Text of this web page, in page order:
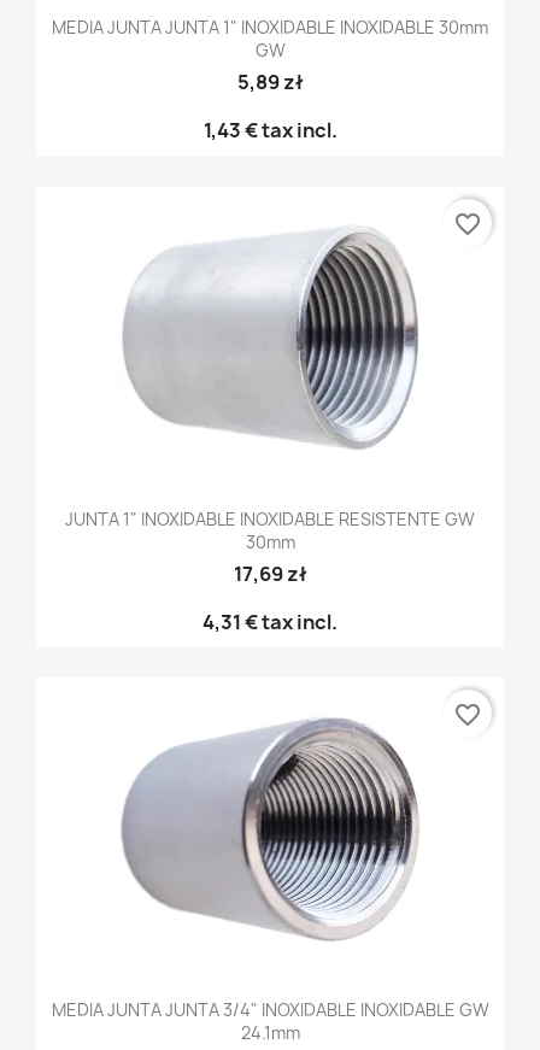
MEDIA JUNTA JUNTA 1" INOXIDABLE INOXIDABLE 30mm
GW
5,89 zł
1,43 €tax incl.
JUNTA 1" INOXIDABLE INOXIDABLE RESISTENTE GW
30mm
17,69 zł
4,31 €tax incl.
favorite_border
MEDIA JUNTA JUNTA 3/4" INOXIDABLE INOXIDABLE GW
24.1mm
favorite_border